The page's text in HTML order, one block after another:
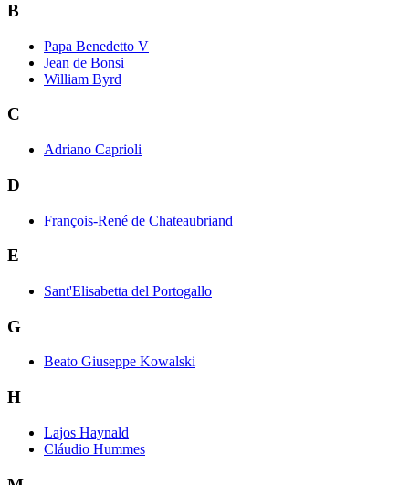
B
Papa Benedetto V
Jean de Bonsi
William Byrd
C
Adriano Caprioli
D
François-René de Chateaubriand
E
Sant'Elisabetta del Portogallo
G
Beato Giuseppe Kowalski
H
Lajos Haynald
Cláudio Hummes